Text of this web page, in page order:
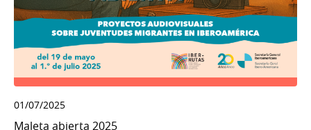
01/07/2025
Maleta abierta 2025